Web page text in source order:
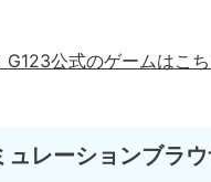
G123公式のゲームはこち
レーションブラウ